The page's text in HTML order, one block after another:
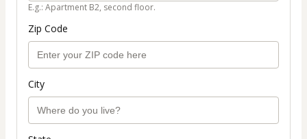
E.g.: Apartment B2, second floor.
Zip Code
City